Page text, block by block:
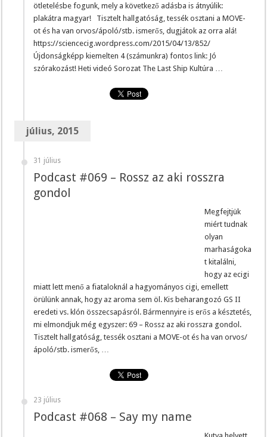
ötletelésbe fogunk, mely a következő adásba is átnyúlik:
plakátra magyar! Tisztelt hallgatóság, tessék osztani a MOVE-
ot és ha van orvos/ápoló/stb. ismerős, dugjátok az orra alá!
https://sciencecig.wordpress.com/2015/04/13/852/
Újdonságképp kiemelten 4 (számunkra) fontos link: Jó
szórakozást! Heti videó Sorozat The Last Ship Kultúra …
július, 2015
31 július
Podcast #069 – Rossz az aki rosszra
gondol
Megfejtjük
miért tudnak
olyan
marhaságoka
t kitalálni,
hogy az ecigi
miatt lett menő a fiataloknál a hagyományos cigi, emellett
örülünk annak, hogy az aroma sem öl. Kis beharangozó GS II
eredeti vs. klón összecsapásról. Bármennyire is erős a késztetés,
mi elmondjuk még egyszer: 69 – Rossz az aki rosszra gondol.
Tisztelt hallgatóság, tessék osztani a MOVE-ot és ha van orvos/
ápoló/stb. ismerős, …
23 július
Podcast #068 – Say my name